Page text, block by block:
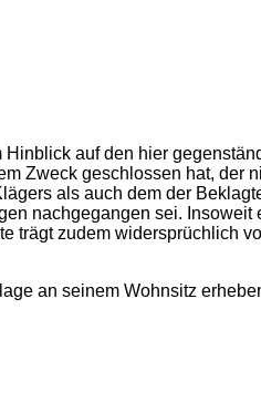
auf den hier
Zweck geschlossen hat, der
als auch dem der
nachgegangen sei.
trägt zudem widersprüchlich
an seinem Wohnsitz